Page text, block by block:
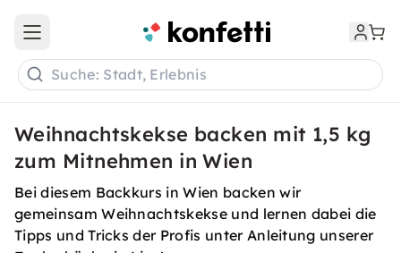
Open main menu
Suche: Stadt, Erlebnis
Weihnachtskekse backen mit 1,5 kg
zum Mitnehmen in Wien
Bei diesem Backkurs in Wien backen wir
gemeinsam Weihnachtskekse und lernen dabei die
Tipps und Tricks der Profis unter Anleitung unserer